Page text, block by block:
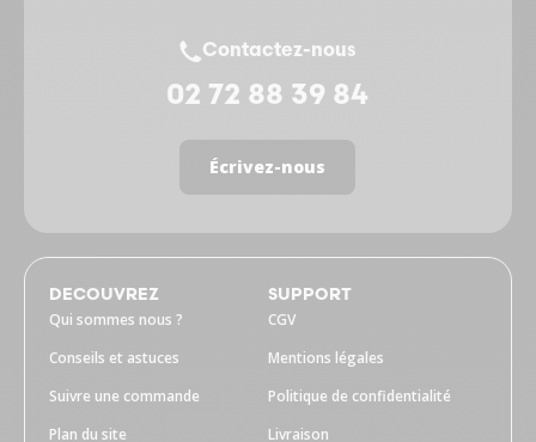
Contactez-nous
02 72 88 39 84
Écrivez-nous
DECOUVREZ
Qui sommes nous ?
Conseils et astuces
Suivre une commande
Plan du site
SUPPORT
CGV
Mentions légales
Politique de confidentialité
Livraison